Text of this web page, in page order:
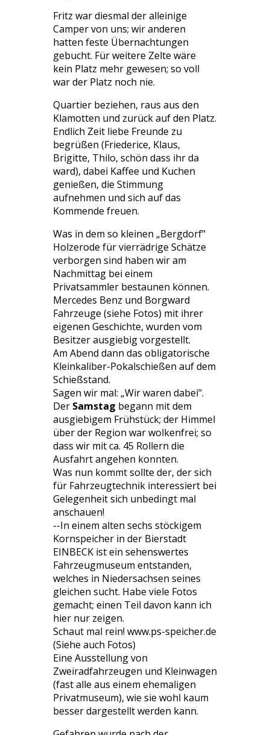
Fritz war diesmal der alleinige
Camper von uns; wir anderen
hatten feste Übernachtungen
gebucht. Für weitere Zelte wäre
kein Platz mehr gewesen; so voll
war der Platz noch nie.
Quartier beziehen, raus aus den
Klamotten und zurück auf den Platz.
Endlich Zeit liebe Freunde zu
begrüßen (Friederice, Klaus,
Brigitte, Thilo, schön dass ihr da
ward), dabei Kaffee und Kuchen
genießen, die Stimmung
aufnehmen und sich auf das
Kommende freuen.
Was in dem so kleinen „Bergdorf"
Holzerode für vierrädrige Schätze
verborgen sind haben wir am
Nachmittag bei einem
Privatsammler bestaunen können.
Mercedes Benz und Borgward
Fahrzeuge (siehe Fotos) mit ihrer
eigenen Geschichte, wurden vom
Besitzer ausgiebig vorgestellt.
Am Abend dann das obligatorische
Kleinkaliber-Pokalschießen auf dem
Schießstand.
Sagen wir mal: „Wir waren dabei".
Der Samstag begann mit dem
ausgiebigem Frühstück; der Himmel
über der Region war wolkenfrei; so
dass wir mit ca. 45 Rollern die
Ausfahrt angehen konnten.
Was nun kommt sollte der, der sich
für Fahrzeugtechnik interessiert bei
Gelegenheit sich unbedingt mal
anschauen!
--In einem alten sechs stöckigem
Kornspeicher in der Bierstadt
EINBECK ist ein sehenswertes
Fahrzeugmuseum entstanden,
welches in Niedersachsen seines
gleichen sucht. Habe viele Fotos
gemacht; einen Teil davon kann ich
hier nur zeigen.
Schaut mal rein! www.ps-speicher.de
(Siehe auch Fotos)
Eine Ausstellung von
Zweiradfahrzeugen und Kleinwagen
(fast alle aus einem ehemaligen
Privatmuseum), wie sie wohl kaum
besser dargestellt werden kann.